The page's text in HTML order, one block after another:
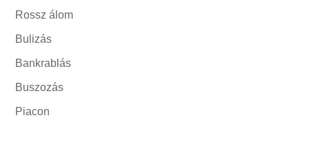
Rossz álom
Bulizás
Bankrablás
Buszozás
Piacon